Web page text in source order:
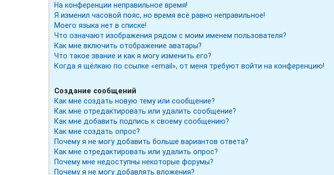
На конференции неправильное время!
Я изменил часовой пояс, но время всё равно неправильное!
Моего языка нет в списке!
Что означают изображения рядом с моим именем пользователя?
Как мне включить отображение аватары?
Что такое звание и как я могу изменить его?
Когда я щёлкаю по ссылке «email», от меня требуют войти на конференцию!
Создание сообщений
Как мне создать новую тему или сообщение?
Как мне отредактировать или удалить сообщение?
Как мне добавить подпись к своему сообщению?
Как мне создать опрос?
Почему я не могу добавить больше вариантов ответа?
Как мне отредактировать или удалить опрос?
Почему мне недоступны некоторые форумы?
Почему я не могу добавлять вложения?